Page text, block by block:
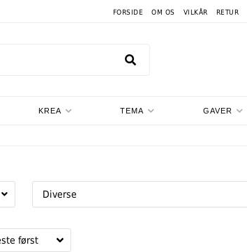
FORSIDE OM OS VILKÅR RETUR
KREA TEMA GAVER
Diverse